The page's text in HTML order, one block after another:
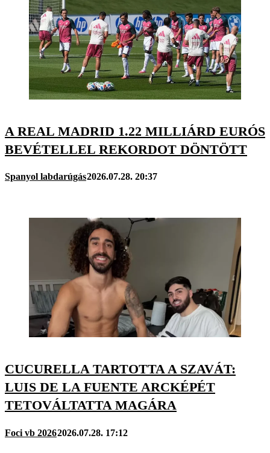
A REAL MADRID 1.22 MILLIÁRD EURÓS
BEVÉTELLEL REKORDOT DÖNTÖTT
Spanyol labdarúgás2026.07.28. 20:37
CUCURELLA TARTOTTA A SZAVÁT:
LUIS DE LA FUENTE ARCKÉPÉT
TETOVÁLTATTA MAGÁRA
Foci vb 20262026.07.28. 17:12